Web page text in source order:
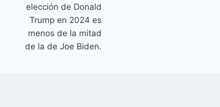
elección de Donald
Trump en 2024 es
menos de la mitad
de la de Joe Biden.